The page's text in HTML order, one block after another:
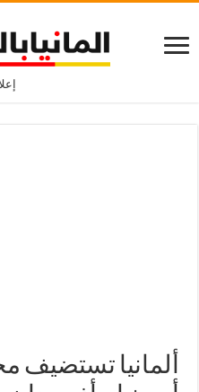
ألمانيا تستضيف